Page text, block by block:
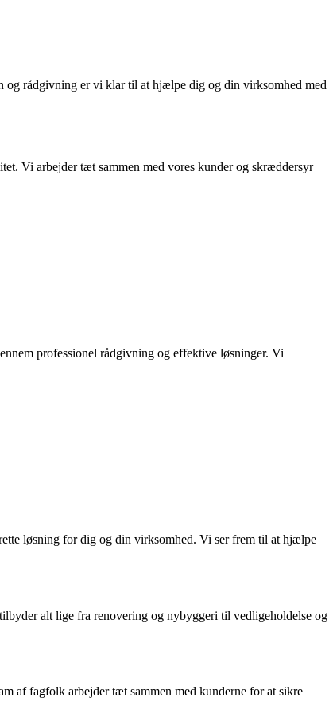
og rådgivning er vi klar til at hjælpe dig og din virksomhed med
Vi arbejder tæt sammen med vores kunder og skræddersyr
professionel rådgivning og effektive løsninger. Vi
løsning for dig og din virksomhed. Vi ser frem til at hjælpe
alt lige fra renovering og nybyggeri til vedligeholdelse og
af fagfolk arbejder tæt sammen med kunderne for at sikre